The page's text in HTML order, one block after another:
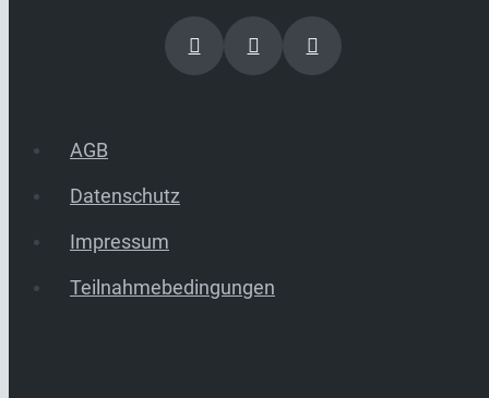
AGB
Datenschutz
Impressum
Teilnahmebedingungen